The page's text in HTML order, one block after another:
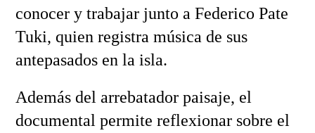
conocer y trabajar junto a Federico Pate
Tuki, quien registra música de sus
antepasados en la isla.
Además del arrebatador paisaje, el
documental permite reflexionar sobre el